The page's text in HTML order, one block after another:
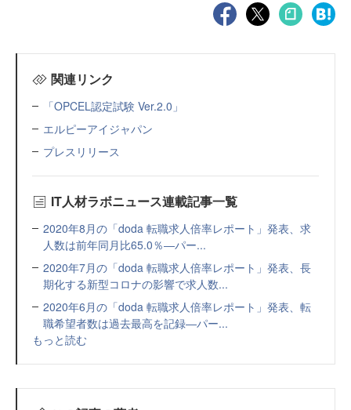
関連リンク
「OPCEL認定試験 Ver.2.0」
エルピーアイジャパン
プレスリリース
IT人材ラボニュース連載記事一覧
2020年8月の「doda 転職求人倍率レポート」発表、求
人数は前年同月比65.0％―パー...
2020年7月の「doda 転職求人倍率レポート」発表、長
期化する新型コロナの影響で求人数...
2020年6月の「doda 転職求人倍率レポート」発表、転
職希望者数は過去最高を記録―パー...
もっと読む